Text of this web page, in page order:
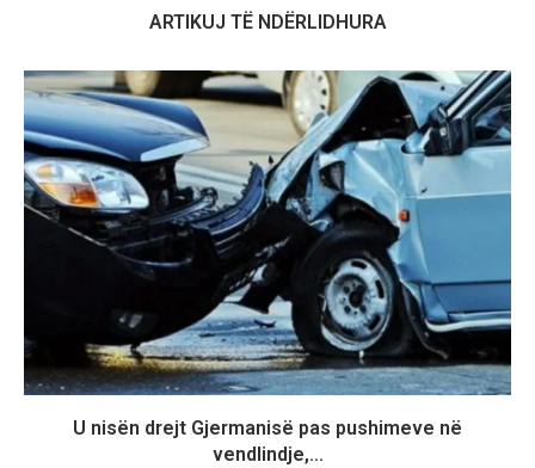
ARTIKUJ TË NDËRLIDHURA
U nisën drejt Gjermanisë pas pushimeve në
vendlindje,...